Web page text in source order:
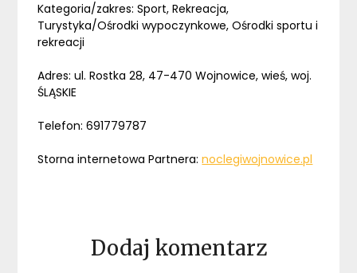
Kategoria/zakres: Sport, Rekreacja,
Turystyka/Ośrodki wypoczynkowe, Ośrodki sportu i
rekreacji
Adres: ul. Rostka 28, 47-470 Wojnowice, wieś, woj.
ŚLĄSKIE
Telefon: 691779787
Storna internetowa Partnera:noclegiwojnowice.pl
Dodaj komentarz